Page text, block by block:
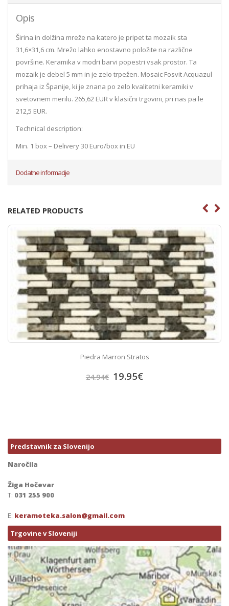
Opis
Širina in dolžina mreže na katero je pripet ta mozaik sta
31,6×31,6 cm. Mrežo lahko enostavno položite na različne
površine. Keramika v modri barvi popestri vsak prostor. Ta
mozaik je debel 5 mm in je zelo trpežen. Mosaic Fosvit Acquazul
prihaja iz Španije, ki je znana po zelo kvalitetni keramiki v
svetovnem merilu. 265,62 EUR v klasični trgovini, pri nas pa le
212,5 EUR.
Technical description:
Min. 1 box – Delivery 30 Euro/box in EU
Dodatne informacije
RELATED PRODUCTS
Piedra Marron Stratos
24.94€ 19.95€
Predstavnik za Slovenijo
Naročila
Žiga Hočevar
T: 031 255 900
E: keramoteka.salon@gmail.com
Trgovine v Sloveniji